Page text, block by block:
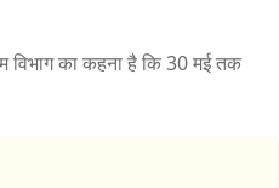
विभाग का कहना है कि 30 मई तक